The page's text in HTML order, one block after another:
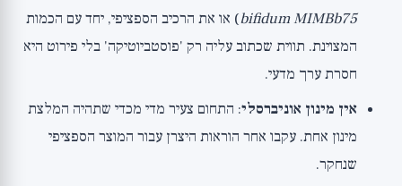
bifidum MIMBb75) או את הרכיב הספציפי, יחד עם הכמות
המצוינת. תווית שכתוב עליה רק 'פוסטביוטיקה' בלי פירוט היא
חסרת ערך מדעי.
אין מינון אוניברסלי: התחום צעיר מדי מכדי שתהיה המלצת
מינון אחת. עקבו אחר הוראות היצרן עבור המוצר הספציפי
שנחקר.